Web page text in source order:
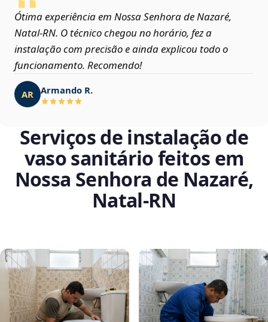
Ótima experiência em Nossa Senhora de Nazaré,
Natal‑RN. O técnico chegou no horário, fez a
instalação com precisão e ainda explicou todo o
funcionamento. Recomendo!
AR Armando R.
Serviços de instalação de
vaso sanitário feitos em
Nossa Senhora de Nazaré,
Natal‑RN